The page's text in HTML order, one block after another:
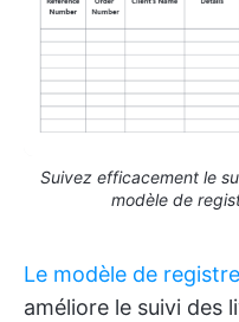
Suivez efficacement le
modèle de
Le modèle de
améliore le suivi des